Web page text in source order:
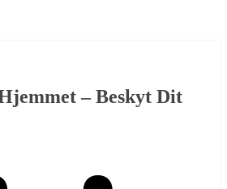
– Beskyt Dit